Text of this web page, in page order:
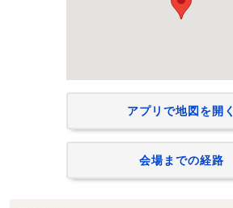
アプリで地図を開く
会場までの経路